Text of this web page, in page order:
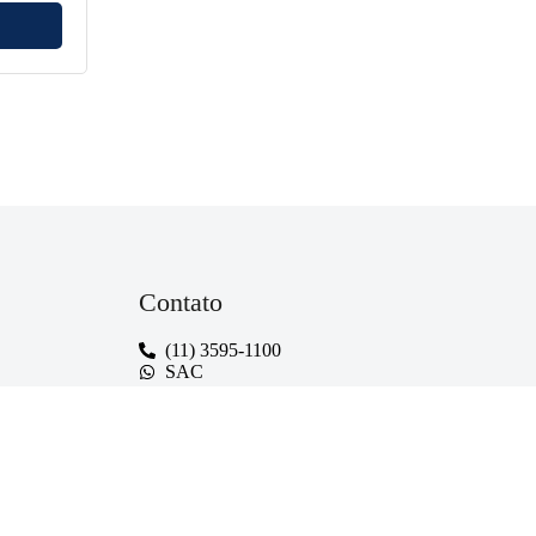
Contato
(11) 3595-1100
SAC